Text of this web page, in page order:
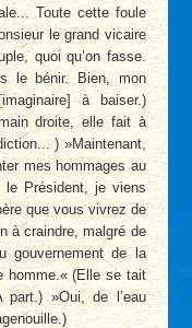
Toute cette foule
le grand vicaire
quoi qu’on fasse.
le bénir. Bien, mon
à baiser.)
droite, elle fait à
) »Maintenant,
mes hommages au
le Président, je viens
que vous vivrez de
à craindre, malgré de
gouvernement de la
homme.« (Elle se tait
»Oui, de l’eau